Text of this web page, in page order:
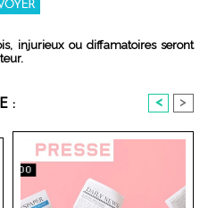
injurieux ou diffamatoires seront
: < >